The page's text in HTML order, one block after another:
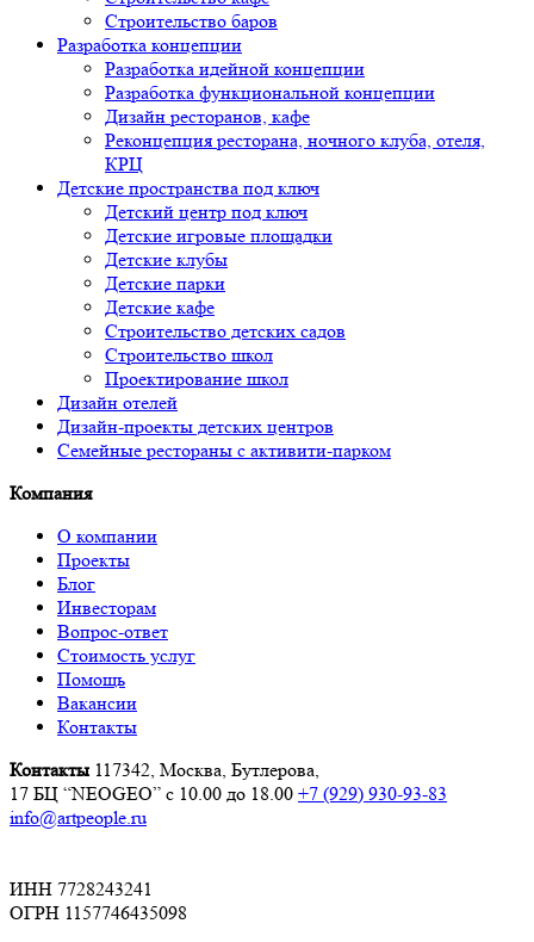
Строительство баров
Разработка концепции
Разработка идейной концепции
Разработка функциональной концепции
Дизайн ресторанов, кафе
Реконцепция ресторана, ночного клуба, отеля,
КРЦ
Детские пространства под ключ
Детский центр под ключ
Детские игровые площадки
Детские клубы
Детские парки
Детские кафе
Строительство детских садов
Строительство школ
Проектирование школ
Дизайн отелей
Дизайн-проекты детских центров
Семейные рестораны с активити-парком
Компания
О компании
Проекты
Блог
Инвесторам
Вопрос-ответ
Стоимость услуг
Помощь
Вакансии
Контакты
Контакты 117342, Москва, Бутлерова,
17 БЦ “NEOGEO” с 10.00 до 18.00 +7 (929) 930-93-83
info@artpeople.ru
ИНН 7728243241
ОГРН 1157746435098